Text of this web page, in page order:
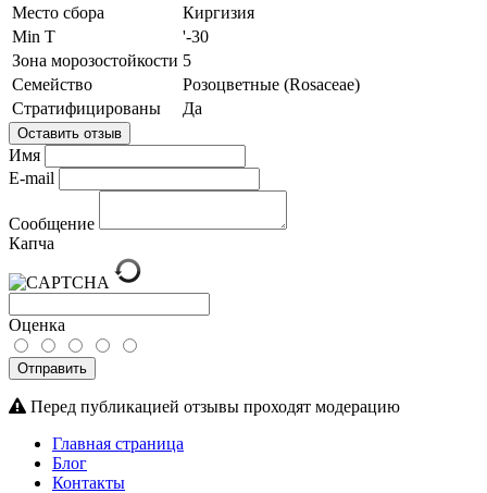
Место сбора
Киргизия
Min T
'-30
Зона морозостойкости 5
Семейство
Розоцветные (Rosaceae)
Стратифицированы
Да
Оставить отзыв
Имя
E-mail
Сообщение
Капча
Оценка
Отправить
Перед публикацией отзывы проходят модерацию
Главная страница
Блог
Контакты